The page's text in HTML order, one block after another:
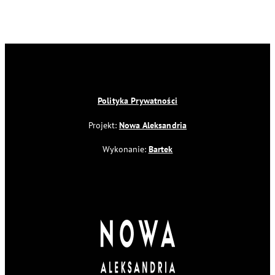
Polityka Prywatności
Projekt: Nowa Aleksandria
Wykonanie: Bartek